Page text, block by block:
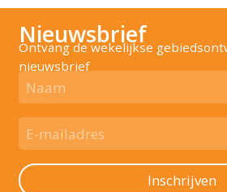
Nieuwsbrief
Ontvang de wekelijkse
nieuwsbrief
Inschrijven